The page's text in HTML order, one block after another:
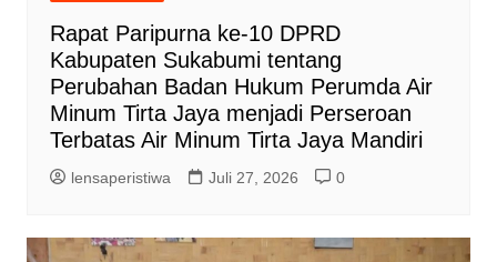
Rapat Paripurna ke-10 DPRD
Kabupaten Sukabumi tentang
Perubahan Badan Hukum Perumda Air
Minum Tirta Jaya menjadi Perseroan
Terbatas Air Minum Tirta Jaya Mandiri
lensaperistiwa Juli 27, 2026 0